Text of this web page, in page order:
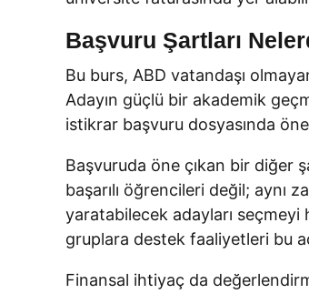
Başvuru Şartları
Bu burs, ABD vatandaşı
Adayın güçlü bir akademik
istikrar başvuru dosyasında
Başvuruda öne çıkan bir diğer
başarılı öğrencileri değil; aynı
yaratabilecek adayları seçmeyi
gruplara destek faaliyetleri bu
Finansal ihtiyaç da